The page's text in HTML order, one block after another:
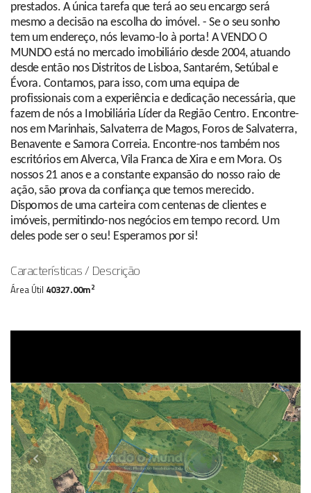
prestados. A única tarefa que terá ao seu encargo será
mesmo a decisão na escolha do imóvel. - Se o seu sonho
tem um endereço, nós levamo-lo à porta! A VENDO O
MUNDO está no mercado imobiliário desde 2004, atuando
desde então nos Distritos de Lisboa, Santarém, Setúbal e
Évora. Contamos, para isso, com uma equipa de
profissionais com a experiência e dedicação necessária, que
fazem de nós a Imobiliária Líder da Região Centro. Encontre-
nos em Marinhais, Salvaterra de Magos, Foros de Salvaterra,
Benavente e Samora Correia. Encontre-nos também nos
escritórios em Alverca, Vila Franca de Xira e em Mora. Os
nossos 21 anos e a constante expansão do nosso raio de
ação, são prova da confiança que temos merecido.
Dispomos de uma carteira com centenas de clientes e
imóveis, permitindo-nos negócios em tempo record. Um
deles pode ser o seu! Esperamos por si!
Características / Descrição
Área Útil 40327.00m2